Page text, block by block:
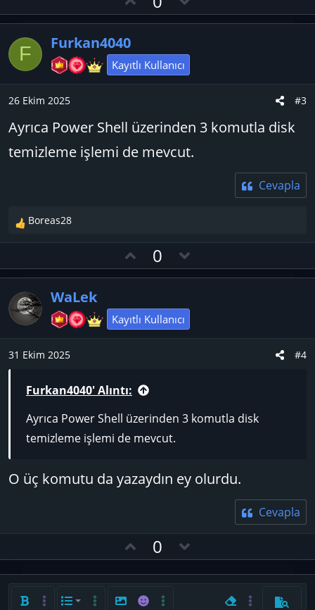
k
l
y
a
o
o
e
F Furkan4040
Kayıtlı Kullanıcı
26 Ekim 2025 #3
Ayrıca Power Shell üzerinden 3 komutla disk
temizleme işlemi de mevcut.
Cevapla
T
e
k
l
e
Boreas28
O
y
a
0
o
o
WaLek
Kayıtlı Kullanıcı
31 Ekim 2025 #4
Furkan4040' Alıntı:
Ayrıca Power Shell üzerinden 3 komutla disk
temizleme işlemi de mevcut.
O üç komutu da yazaydın ey olurdu.
Cevapla
O
y
l
a
0
o
w
Kalın Daha fazla seçenek…
List Daha fazla seçenek…
Resim ekle
İfadelerDaha fazla seçenek…Biçimlendirmeyi
Daha fazla